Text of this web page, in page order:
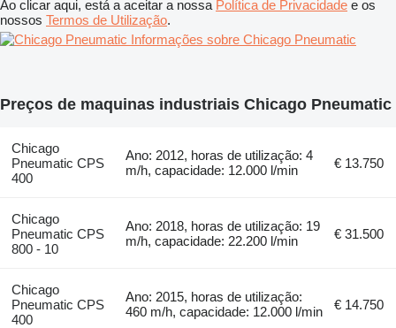
Ao clicar aqui, está a aceitar a nossa Política de Privacidade e os
nossos Termos de Utilização.
Informações sobre Chicago Pneumatic
Preços de maquinas industriais Chicago Pneumatic
Chicago
Pneumatic CPS
400
Ano: 2012, horas de utilização: 4
m/h, capacidade: 12.000 l/min
€ 13.750
Chicago
Pneumatic CPS
800 - 10
Ano: 2018, horas de utilização: 19
m/h, capacidade: 22.200 l/min
€ 31.500
Chicago
Pneumatic CPS
400
Ano: 2015, horas de utilização:
460 m/h, capacidade: 12.000 l/min
€ 14.750